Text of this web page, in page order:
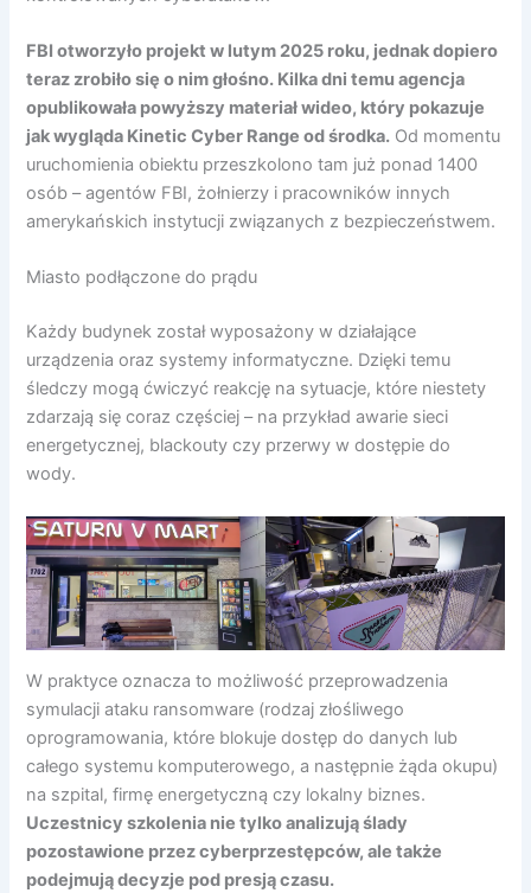
FBI otworzyło projekt w lutym 2025 roku, jednak dopiero
teraz zrobiło się o nim głośno. Kilka dni temu agencja
opublikowała powyższy materiał wideo, który pokazuje
jak wygląda Kinetic Cyber Range od środka. Od momentu
uruchomienia obiektu przeszkolono tam już ponad 1400
osób – agentów FBI, żołnierzy i pracowników innych
amerykańskich instytucji związanych z bezpieczeństwem.
Miasto podłączone do prądu
Każdy budynek został wyposażony w działające
urządzenia oraz systemy informatyczne. Dzięki temu
śledczy mogą ćwiczyć reakcję na sytuacje, które niestety
zdarzają się coraz częściej – na przykład awarie sieci
energetycznej, blackouty czy przerwy w dostępie do
wody.
W praktyce oznacza to możliwość przeprowadzenia
symulacji ataku ransomware (rodzaj złośliwego
oprogramowania, które blokuje dostęp do danych lub
całego systemu komputerowego, a następnie żąda okupu)
na szpital, firmę energetyczną czy lokalny biznes.
Uczestnicy szkolenia nie tylko analizują ślady
pozostawione przez cyberprzestępców, ale także
podejmują decyzje pod presją czasu.